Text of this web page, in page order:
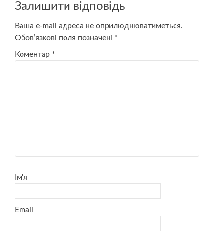
Залишити відповідь
Ваша e-mail адреса не оприлюднюватиметься.
Обов’язкові поля позначені *
Коментар *
Ім'я
Email